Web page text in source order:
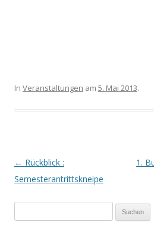
In Veranstaltungen am 5. Mai 2013.
Beitrags-Navigation
← Rückblick :
Semesterantrittskneipe
1.
nach: